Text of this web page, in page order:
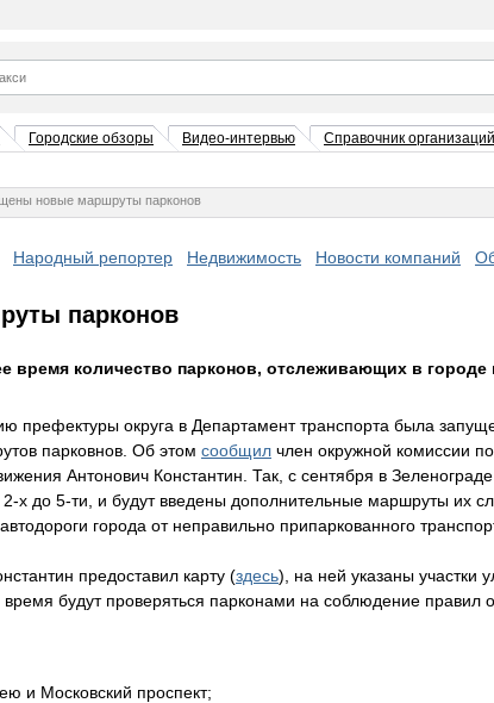
Городские обзоры Видео-интервью Справочник организаций
новые маршруты парконов
Народный репортер Недвижимость Новости компаний
парконов
время количество парконов, отслеживающих в городе
префектуры округа в Департамент транспорта была
парковнов. Об этом сообщил член окружной комиссии
Антонович Константин. Так, с сентября в
2-х до 5-ти, и будут введены дополнительные маршруты их
города от неправильно припаркованного
предоставил карту (здесь), на ней указаны участки
будут проверяться парконами на соблюдение правил
и Московский проспект;